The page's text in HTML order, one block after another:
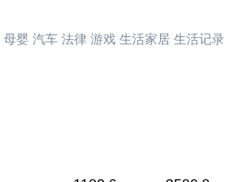
母婴 汽车 法律 游戏 生活家居 生活记录